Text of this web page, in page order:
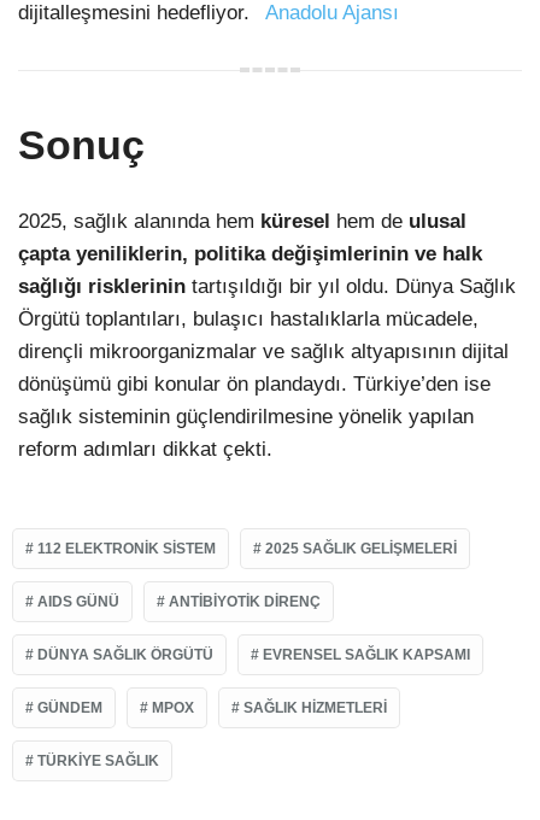
dijitalleşmesini hedefliyor.
Anadolu Ajansı
Sonuç
2025, sağlık alanında hem küresel hem de ulusal
çapta yeniliklerin, politika değişimlerinin ve halk
sağlığı risklerinin tartışıldığı bir yıl oldu. Dünya Sağlık
Örgütü toplantıları, bulaşıcı hastalıklarla mücadele,
dirençli mikroorganizmalar ve sağlık altyapısının dijital
dönüşümü gibi konular ön plandaydı. Türkiye’den ise
sağlık sisteminin güçlendirilmesine yönelik yapılan
reform adımları dikkat çekti.
112 ELEKTRONIK SISTEM 2025 SAĞLIK GELIŞMELERI
AIDS GÜNÜ ANTIBIYOTIK DIRENÇ
DÜNYA SAĞLIK ÖRGÜTÜ EVRENSEL SAĞLIK KAPSAMI
GÜNDEM MPOX SAĞLIK HIZMETLERI
TÜRKIYE SAĞLIK